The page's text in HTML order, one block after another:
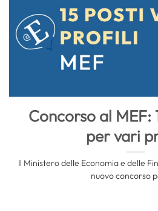
Concorso al MEF:
per vari
Il Ministero delle Economia e delle
nuovo concorso